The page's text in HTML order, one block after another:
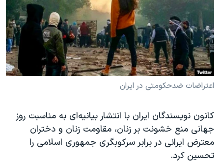
فرهنگ و زندگی
حقوق شهروندی
اقتصادی
علم و فناوری
آرشیو پخش زنده
انتخابات ریاست جمهوری آمریکا ۲۰۲۴
حمله جمهوری اسلامی به اسرائیل
رمز مهسا
مجموعه مستندهای دادخواهی
تریبونال مردمی آبان ۹۸
دادگاه حمید نوری
دنبال کنید
زبانهای مختلف
اعتراضات ضدحکومتی در ایران
کانون نویسندگان ایران با انتشار بیانیه‌ای به مناسبت روز
جهانی منع خشونت بر زنان، مقاومت زنان و دختران
معترض ایرانی در برابر سرکوبگری جمهوری اسلامی را
تحسین کرد.